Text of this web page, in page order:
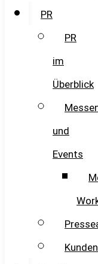
PR
PR
im
Überblick
und
Events